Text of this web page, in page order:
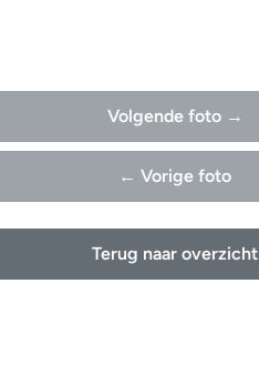
Volgende foto →
← Vorige foto
Terug naar overzicht